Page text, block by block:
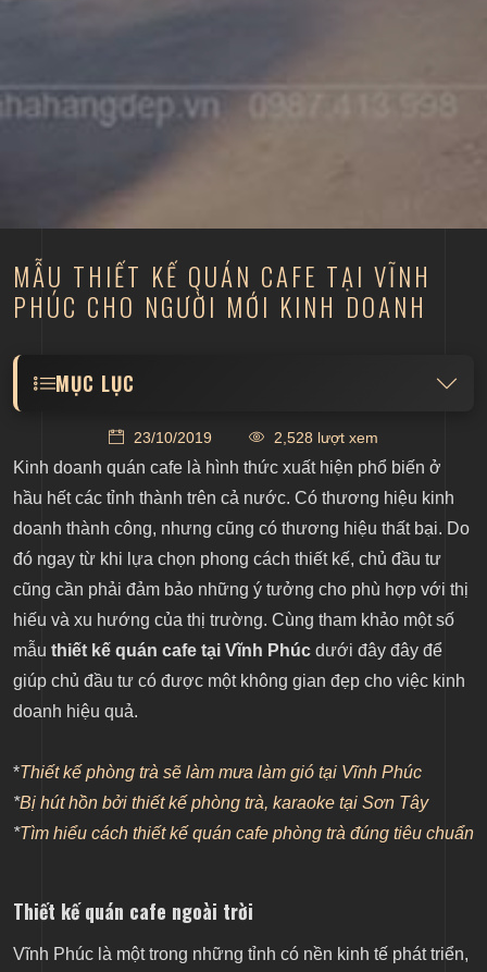
MẪU THIẾT KẾ QUÁN CAFE TẠI VĨNH
PHÚC CHO NGƯỜI MỚI KINH DOANH
MỤC LỤC
Thiết kế quán cafe tại Vĩnh Phúc phong cách
vintage
Thiết kế quán cafe phong cách hiện đại
Thiết kế quán cafe phòng trà
23/10/2019 2,528 lượt xem
Kinh doanh quán cafe là hình thức xuất hiện phổ biến ở
hầu hết các tỉnh thành trên cả nước. Có thương hiệu kinh
doanh thành công, nhưng cũng có thương hiệu thất bại. Do
đó ngay từ khi lựa chọn phong cách thiết kế, chủ đầu tư
cũng cần phải đảm bảo những ý tưởng cho phù hợp với thị
hiếu và xu hướng của thị trường. Cùng tham khảo một số
mẫu thiết kế quán cafe tại Vĩnh Phúc dưới đây đây để
giúp chủ đầu tư có được một không gian đẹp cho việc kinh
doanh hiệu quả.
*Thiết kế phòng trà sẽ làm mưa làm gió tại Vĩnh Phúc
*Bị hút hồn bởi thiết kế phòng trà, karaoke tại Sơn Tây
*Tìm hiểu cách thiết kế quán cafe phòng trà đúng tiêu chuẩn
Thiết kế quán cafe ngoài trời
Vĩnh Phúc là một trong những tỉnh có nền kinh tế phát triển,